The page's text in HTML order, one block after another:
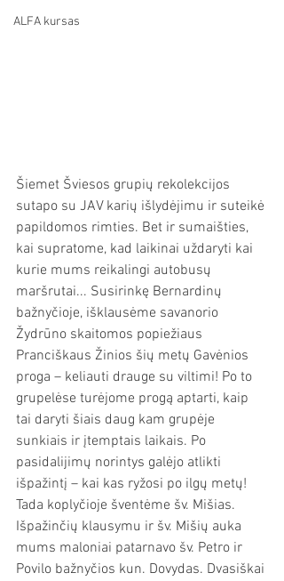
ALFA kursas
Šiemet Šviesos grupių rekolekcijos
sutapo su JAV karių išlydėjimu ir suteikė
papildomos rimties. Bet ir sumaišties,
kai supratome, kad laikinai uždaryti kai
kurie mums reikalingi autobusų
maršrutai... Susirinkę Bernardinų
bažnyčioje, išklausėme savanorio
Žydrūno skaitomos popiežiaus
Pranciškaus Žinios šių metų Gavėnios
proga – keliauti drauge su viltimi! Po to
grupelėse turėjome progą aptarti, kaip
tai daryti šiais daug kam grupėje
sunkiais ir įtemptais laikais. Po
pasidalijimų norintys galėjo atlikti
išpažintį – kai kas ryžosi po ilgų metų!
Tada koplyčioje šventėme šv. Mišias.
Išpažinčių klausymu ir šv. Mišių auka
mums maloniai patarnavo šv. Petro ir
Povilo bažnyčios kun. Dovydas. Dvasiškai